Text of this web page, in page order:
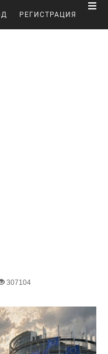
РЕГИСТРАЦИЯ
307104